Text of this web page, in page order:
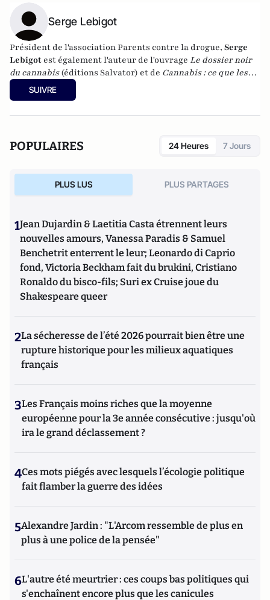
Serge Lebigot
Président de l'associationParents contre la drogue, Serge
Lebigot est également l'auteur de l'ouvrage Le dossier noir
du cannabis (éditions Salvator) et de Cannabis : ce que les
parents doivent savoir
SUIVRE
POPULAIRES 24 Heures 7 Jours
PLUS LUS PLUS PARTAGES
1Jean Dujardin & Laetitia Casta étrennent leurs
nouvelles amours, Vanessa Paradis & Samuel
Benchetrit enterrent le leur; Leonardo di Caprio
fond, Victoria Beckham fait du brukini, Cristiano
Ronaldo du bisco-fils; Suri ex Cruise joue du
Shakespeare queer
2La sécheresse de l’été 2026 pourrait bien être une
rupture historique pour les milieux aquatiques
français
3Les Français moins riches que la moyenne
européenne pour la 3e année consécutive : jusqu'où
ira le grand déclassement ?
4Ces mots piégés avec lesquels l’écologie politique
fait flamber la guerre des idées
5Alexandre Jardin : "L'Arcom ressemble de plus en
plus à une police de la pensée"
6L'autre été meurtrier : ces coups bas politiques qui
s'enchaînent encore plus que les canicules